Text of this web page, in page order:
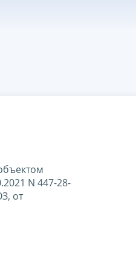
N 447-28-
от